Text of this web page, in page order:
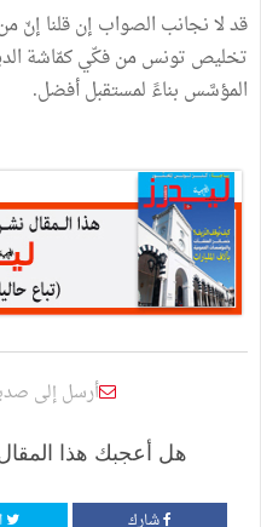
قد لا نجانب الصواب إن قلنا إنّ
تخليص تونس من فكّي كمّاشة
المؤسَّس بناءً لمستقبل أفضل.
أرسل إلى
هل أعجبك هذا
شارك